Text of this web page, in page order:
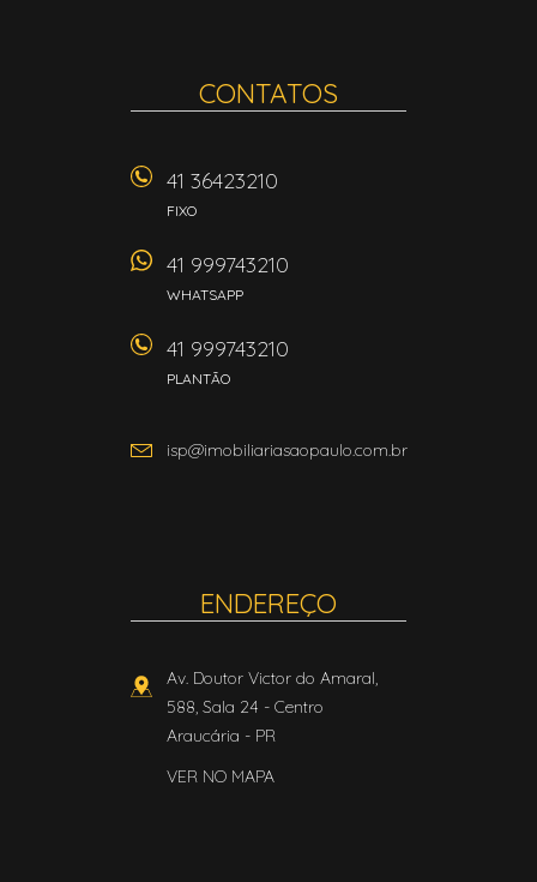
CONTATOS
41 36423210
FIXO
41 999743210
WHATSAPP
41 999743210
PLANTÃO
isp@imobiliariasaopaulo.com.br
ENDEREÇO
Av. Doutor Victor do Amaral,
588, Sala 24 - Centro
Araucária - PR
VER NO MAPA